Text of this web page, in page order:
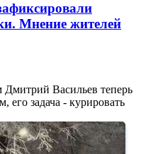
Мнение жителей
Васильев теперь
его задача - курировать